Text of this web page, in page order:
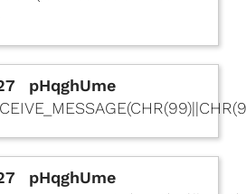
pHqghUme
pHqghUme